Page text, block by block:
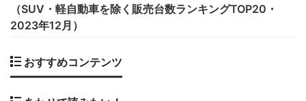
（SUV・軽自動車を除く販売台数ランキングTOP20・
2023年12月）
おすすめコンテンツ